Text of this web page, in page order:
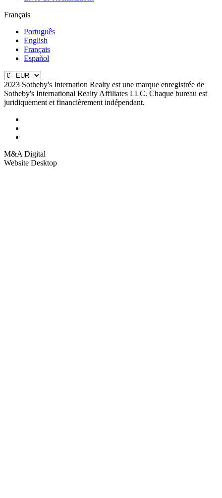
Français
Português
English
Français
Español
2023 Sotheby's Internation Realty est une marque enregistrée de
Sotheby's International Realty Affiliates LLC. Chaque bureau est
juridiquement et financièrement indépendant.
M&A Digital
Website Desktop